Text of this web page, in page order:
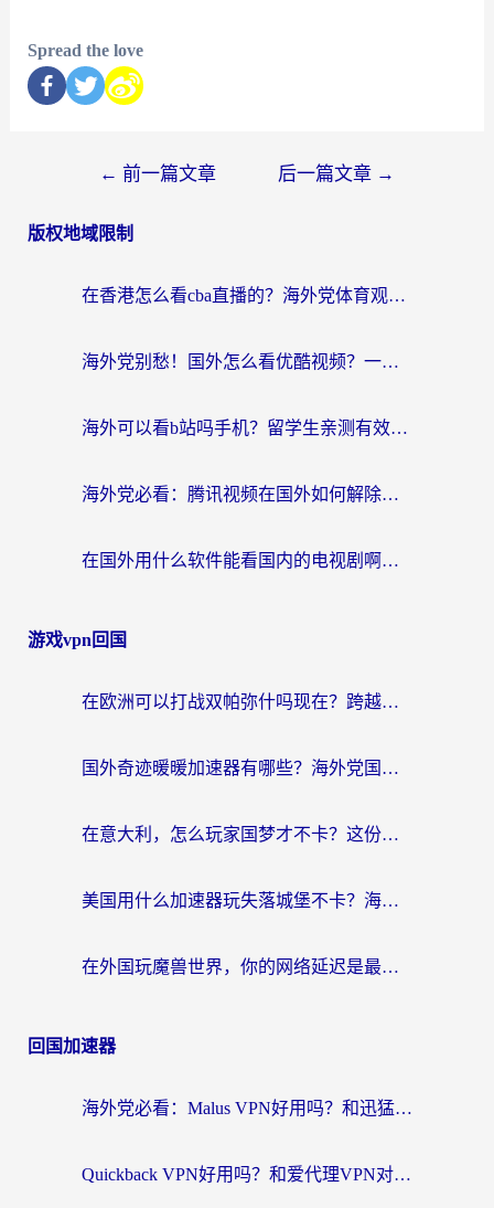
Spread the love
← 前一篇文章 后一篇文章 →
版权地域限制
在香港怎么看cba直播的？海外党体育观赛终极指南：告别版权限制，畅享中文解说
海外党别愁！国外怎么看优酷视频？一招解决追剧、看直播难题
海外可以看b站吗手机？留学生亲测有效的回国加速指南
海外党必看：腾讯视频在国外如何解除地域限制？附优酷咪咕使用指南
在国外用什么软件能看国内的电视剧啊？留学生亲测有效的回国加速方案
游戏vpn回国
在欧洲可以打战双帕弥什吗现在？跨越延迟墙的实战指南
国外奇迹暖暖加速器有哪些？海外党国服游戏畅玩终极指南（附亲测推荐）
在意大利，怎么玩家国梦才不卡？这份终极加速指南请收好
美国用什么加速器玩失落城堡不卡？海外党亲测有效的国服游戏加速指南
在外国玩魔兽世界，你的网络延迟是最大的敌人
回国加速器
海外党必看：Malus VPN好用吗？和迅猛兔VPN对比哪个回国效果更好？附真实体验与避坑指南
Quickback VPN好用吗？和爱代理VPN对比哪个回国效果更好？